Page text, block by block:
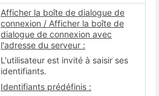
Afficher la boîte de dialogue de
connexion / Afficher la boîte de
dialogue de connexion avec
l'adresse du serveur :
L'utilisateur est invité à saisir ses
identifiants.
Identifiants prédéfinis :